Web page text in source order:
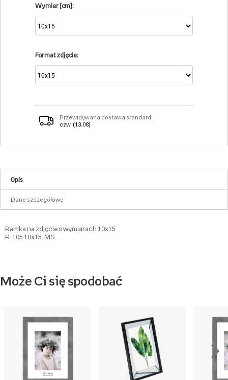
Wymiar [cm]:
Format zdjęcia:
Przewidywana dostawa standard:
czw. (13.08)
Opis
Dane szczegółowe
Ramka na zdjęcie o wymiarach 10x15
R-105 10x15-MS
Może Ci się spodobać